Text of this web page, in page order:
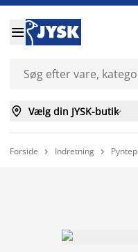

 Vælg din JYSK-butik
Forside  Indretning 